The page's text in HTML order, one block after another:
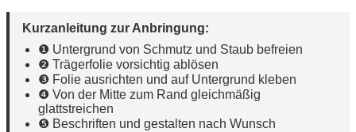
Kurzanleitung zur Anbringung:
❶ Untergrund von Schmutz und Staub befreien
❷ Trägerfolie vorsichtig ablösen
❸ Folie ausrichten und auf Untergrund kleben
❹ Von der Mitte zum Rand gleichmäßig
glattstreichen
❺ Beschriften und gestalten nach Wunsch